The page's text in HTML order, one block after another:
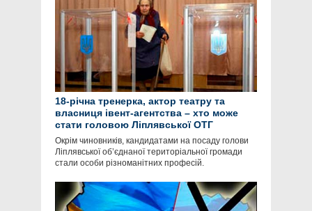
18-річна тренерка, актор театру та
власниця івент-агентства – хто може
стати головою Ліплявської ОТГ
Окрім чиновників, кандидатами на посаду голови
Ліплявської об’єднаної територіальної громади
стали особи різноманітних професій.